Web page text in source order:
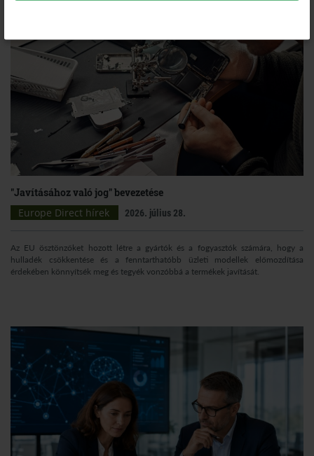
"Javításához való jog" bevezetése
Europe Direct hírek
2026. július 28.
Az EU ösztönzőket hozott létre a gyártók és a fogyasztók számára, hogy a
hulladék csökkentése és a fenntarthatóbb üzleti modellek előmozdítása
érdekében könnyítsék meg és tegyék vonzóbbá a termékek javítását.